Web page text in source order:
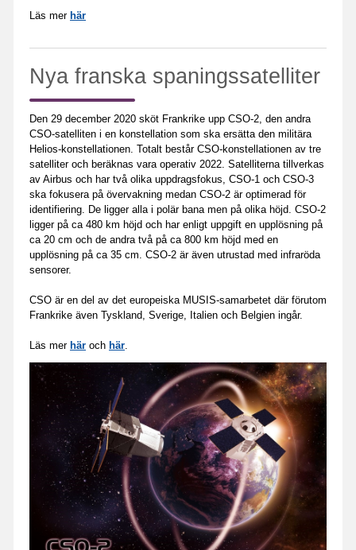
Läs mer här
Nya franska spaningssatelliter
Den 29 december 2020 sköt Frankrike upp CSO-2, den andra
CSO-satelliten i en konstellation som ska ersätta den militära
Helios-konstellationen. Totalt består CSO-konstellationen av tre
satelliter och beräknas vara operativ 2022. Satelliterna tillverkas
av Airbus och har två olika uppdragsfokus, CSO-1 och CSO-3
ska fokusera på övervakning medan CSO-2 är optimerad för
identifiering. De ligger alla i polär bana men på olika höjd. CSO-2
ligger på ca 480 km höjd och har enligt uppgift en upplösning på
ca 20 cm och de andra två på ca 800 km höjd med en
upplösning på ca 35 cm. CSO-2 är även utrustad med infraröda
sensorer.
CSO är en del av det europeiska MUSIS-samarbetet där förutom
Frankrike även Tyskland, Sverige, Italien och Belgien ingår.
Läs mer här och här.